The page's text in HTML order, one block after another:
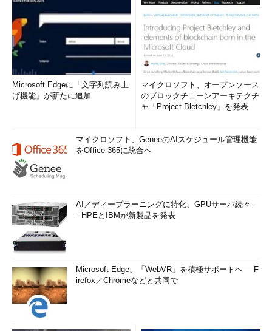
Microsoft Edgeに「文字列読み上
げ機能」が新たに追加
マイクロソフト、オープンソース
のブロックチェーンアーキテクチ
ャ「Project Bletchley」を発表
マイクロソフト、GeneeのAIスケジュール管理機能
をOffice 365に統合へ
AI／ディープラーニングに特化、GPUサーバ続々─
─HPEとIBMが新製品を発表
Microsoft Edge、「WebVR」を積極サポートへ──F
irefox／Chromeなどと共同で